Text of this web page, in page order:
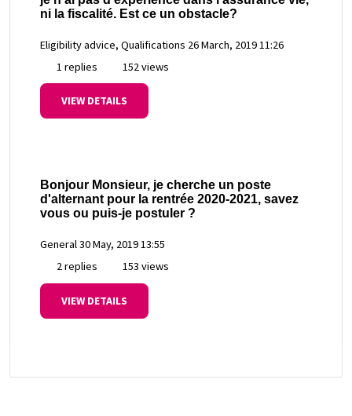
ni la fiscalité. Est ce un obstacle?
Eligibility advice, Qualifications 26 March, 2019 11:26
1 replies
152 views
VIEW DETAILS
Bonjour Monsieur, je cherche un poste
d'alternant pour la rentrée 2020-2021, savez
vous ou puis-je postuler ?
General30 May, 2019 13:55
2 replies
153 views
VIEW DETAILS